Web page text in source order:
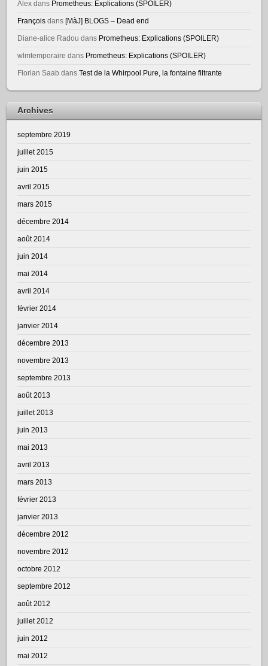
Alex dans Prometheus: Explications (SPOILER)
François dans[MàJ] BLOGS – Dead end
Diane-alice Radou dans Prometheus: Explications (SPOILER)
wlmtemporaire dans Prometheus: Explications (SPOILER)
Florian Saab dansTest de la Whirpool Pure, la fontaine filtrante
Archives
septembre 2019
juillet 2015
juin 2015
avril 2015
mars 2015
décembre 2014
août 2014
juin 2014
mai 2014
avril 2014
février 2014
janvier 2014
décembre 2013
novembre 2013
septembre 2013
août 2013
juillet 2013
juin 2013
mai 2013
avril 2013
mars 2013
février 2013
janvier 2013
décembre 2012
novembre 2012
octobre 2012
septembre 2012
août 2012
juillet 2012
juin 2012
mai 2012